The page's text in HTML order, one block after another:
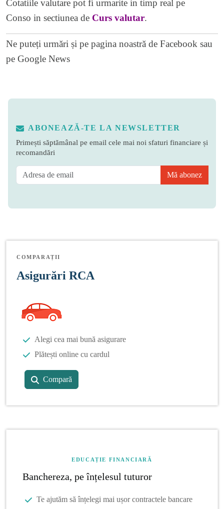
Cotatiile valutare pot fi urmarite in timp real pe
Conso in sectiunea de Curs valutar.
Ne puteți urmări și pe pagina noastră de Facebook sau
pe Google News
ABONEAZĂ-TE LA NEWSLETTER
Primești săptămânal pe email cele mai noi sfaturi financiare și
recomandări
Mă abonez
COMPARAȚII
Asigurări RCA
Alegi cea mai bună asigurare
Plătești online cu cardul
Compară
EDUCAȚIE FINANCIARĂ
Banchereza, pe înțelesul tuturor
Te ajutăm să înțelegi mai ușor contractele bancare